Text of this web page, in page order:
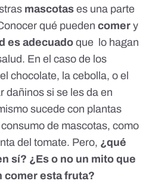
mascotas es una parte
qué pueden comer y
es adecuadoque lo hagan
En el caso de los
chocolate, la cebolla, o el
dañinos si se les da en
sucede con plantas
de mascotas, como
del tomate. Pero, ¿qué
sí? ¿Es o no un mito que
comer esta fruta?